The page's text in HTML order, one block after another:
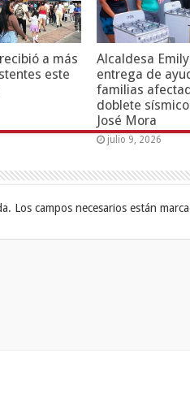
a más
este
Alcaldesa
entrega de
familias
doblete sísmico
José Mora
julio 9, 2026
Los campos necesarios están